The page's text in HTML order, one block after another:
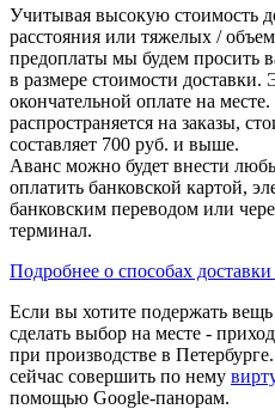
Учитывая высокую стоимость
расстояния или тяжелых /
предоплаты мы будем просить
в размере стоимости доставки.
окончательной оплате на
распространяется на заказы,
составляет 700 руб. и выше.
Аванс можно будет внести
оплатить банковской картой,
банковским переводом или
терминал.
Подробнее о способах
Если вы хотите подержать
сделать выбор на месте -
при производстве в
сейчас совершить по нему
помощью Google-панорам.